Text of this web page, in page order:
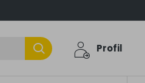
Profil